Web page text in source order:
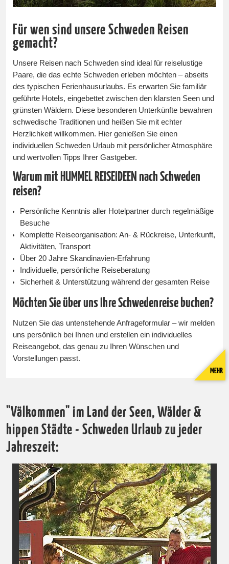
Für wen sind unsere Schweden Reisen
gemacht?
Unsere Reisen nach Schweden sind ideal für reiselustige
Paare, die das echte Schweden erleben möchten – abseits
des typischen Ferienhausurlaubs. Es erwarten Sie familiär
geführte Hotels, eingebettet zwischen den klarsten Seen und
grünsten Wäldern. Diese besonderen Unterkünfte bewahren
schwedische Traditionen und heißen Sie mit echter
Herzlichkeit willkommen. Hier genießen Sie einen
individuellen Schweden Urlaub mit persönlicher Atmosphäre
und wertvollen Tipps Ihrer Gastgeber.
Warum mit HUMMEL REISEIDEEN nach Schweden
reisen?
Persönliche Kenntnis aller Hotelpartner durch regelmäßige
Besuche
Komplette Reiseorganisation: An- & Rückreise, Unterkunft,
Aktivitäten, Transport
Über 20 Jahre Skandinavien-Erfahrung
Individuelle, persönliche Reiseberatung
Sicherheit & Unterstützung während der gesamten Reise
Möchten Sie über uns Ihre Schwedenreise buchen?
Nutzen Sie das untenstehende Anfrageformular – wir melden
uns persönlich bei Ihnen und erstellen ein individuelles
Reiseangebot, das genau zu Ihren Wünschen und
Vorstellungen passt.
MEHR
"Välkommen" im Land der Seen, Wälder &
hippen Städte - Schweden Urlaub zu jeder
Jahreszeit: